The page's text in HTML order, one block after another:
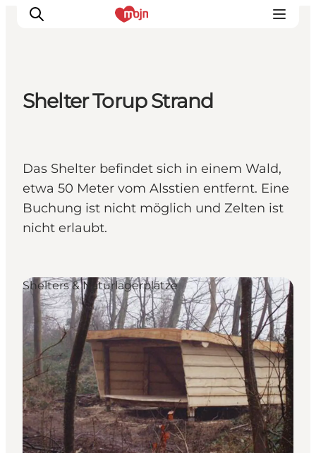
Events
Übernachtung
Plane deine Reise
Booking
Shelter Torup Strand
Das Shelter befindet sich in einem Wald,
etwa 50 Meter vom Alsstien entfernt. Eine
Buchung ist nicht möglich und Zelten ist
nicht erlaubt.
Shelters & Naturlagerplätze